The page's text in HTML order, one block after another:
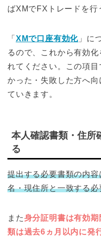
ばXMでFXトレードを行
「 XMで口座有効化 」に
るので、これから有効
れてください。この項
かった・失敗した方へ
ていきます。
本人確認書類・住所
る
提出する必要書類の内
名・現住所と一致する
また身分証明書は有効期
類は過去6ヵ月以内に発